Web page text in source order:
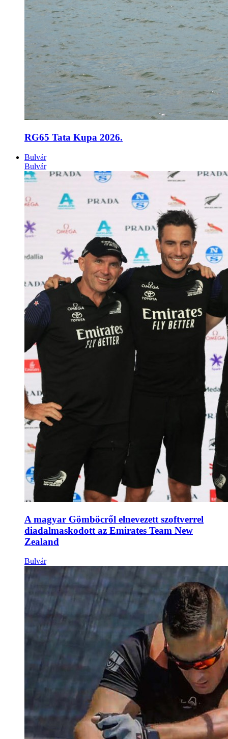
RG65 Tata Kupa 2026.
Bulvár
Bulvár
A magyar Gömböcről elnevezett szoftverrel
diadalmaskodott az Emirates Team New
Zealand
Bulvár